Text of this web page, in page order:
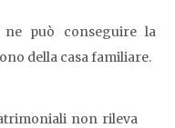
ne può conseguire la
della casa familiare.
non rileva